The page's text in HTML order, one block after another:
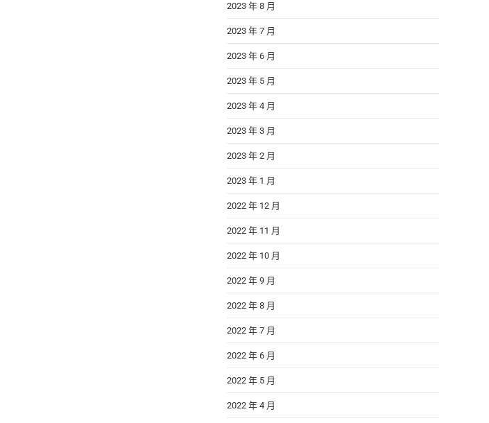
2023 年 8 月
2023 年 7 月
2023 年 6 月
2023 年 5 月
2023 年 4 月
2023 年 3 月
2023 年 2 月
2023 年 1 月
2022 年 12 月
2022 年 11 月
2022 年 10 月
2022 年 9 月
2022 年 8 月
2022 年 7 月
2022 年 6 月
2022 年 5 月
2022 年 4 月